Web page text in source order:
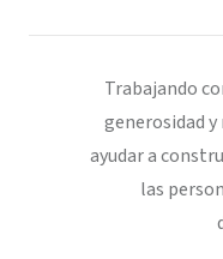
Trabajando
generosidad
ayudar a
las